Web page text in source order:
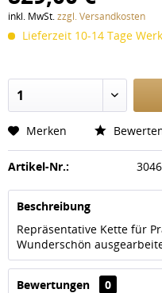
inkl. MwSt.zzgl. Versandkosten
Lieferzeit 10-14 Tage
Merken
Artikel-Nr.:
Beschreibung
Repräsentative Kette für
Wunderschön
Bewertungen
0